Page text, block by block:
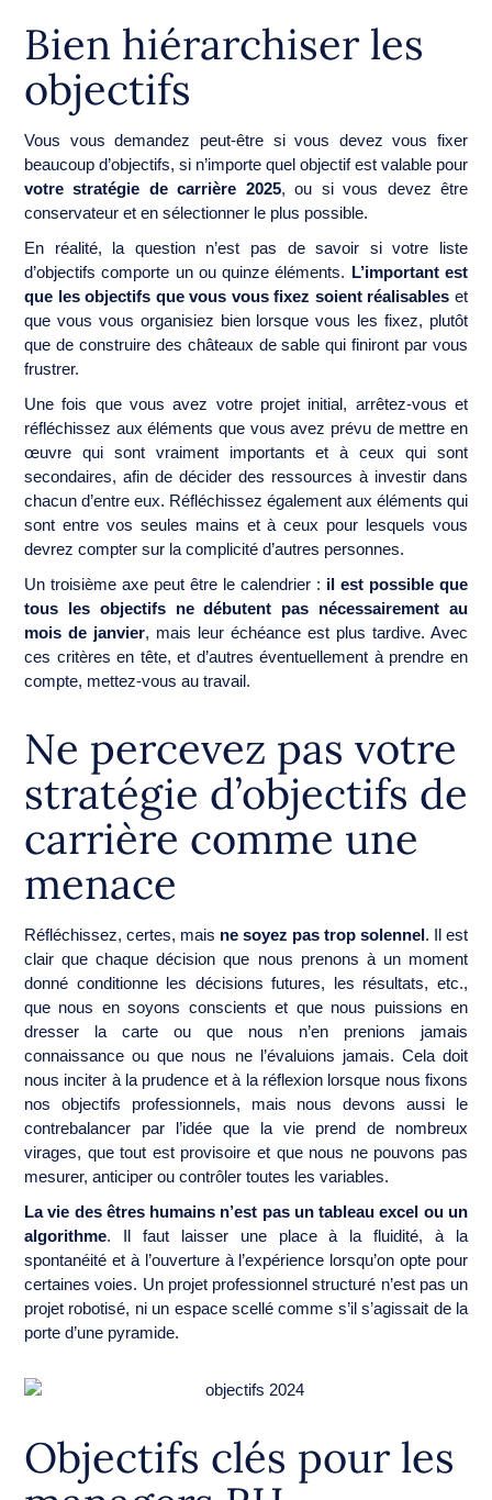
Bien hiérarchiser les
objectifs
Vous vous demandez peut-être si vous devez vous fixer
beaucoup d’objectifs, si n’importe quel objectif est valable pour
votre stratégie de carrière 2025, ou si vous devez être
conservateur et en sélectionner le plus possible.
En réalité, la question n’est pas de savoir si votre liste
d’objectifs comporte un ou quinze éléments. L’important est
que les objectifs que vous vous fixez soient réalisables et
que vous vous organisiez bien lorsque vous les fixez, plutôt
que de construire des châteaux de sable qui finiront par vous
frustrer.
Une fois que vous avez votre projet initial, arrêtez-vous et
réfléchissez aux éléments que vous avez prévu de mettre en
œuvre qui sont vraiment importants et à ceux qui sont
secondaires, afin de décider des ressources à investir dans
chacun d’entre eux. Réfléchissez également aux éléments qui
sont entre vos seules mains et à ceux pour lesquels vous
devrez compter sur la complicité d’autres personnes.
Un troisième axe peut être le calendrier : il est possible que
tous les objectifs ne débutent pas nécessairement au
mois de janvier, mais leur échéance est plus tardive. Avec
ces critères en tête, et d’autres éventuellement à prendre en
compte, mettez-vous au travail.
Ne percevez pas votre
stratégie d’objectifs de
carrière comme une
menace
Réfléchissez, certes, mais ne soyez pas trop solennel. Il est
clair que chaque décision que nous prenons à un moment
donné conditionne les décisions futures, les résultats, etc.,
que nous en soyons conscients et que nous puissions en
dresser la carte ou que nous n’en prenions jamais
connaissance ou que nous ne l’évaluions jamais. Cela doit
nous inciter à la prudence et à la réflexion lorsque nous fixons
nos objectifs professionnels, mais nous devons aussi le
contrebalancer par l’idée que la vie prend de nombreux
virages, que tout est provisoire et que nous ne pouvons pas
mesurer, anticiper ou contrôler toutes les variables.
La vie des êtres humains n’est pas un tableau excel ou un
algorithme. Il faut laisser une place à la fluidité, à la
spontanéité et à l’ouverture à l’expérience lorsqu’on opte pour
certaines voies. Un projet professionnel structuré n’est pas un
projet robotisé, ni un espace scellé comme s’il s’agissait de la
porte d’une pyramide.
Objectifs clés pour les